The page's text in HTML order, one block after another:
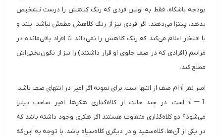
بودجه باشگاه، فقط به اولین فردی که رنگ کلاهش را درست تشخیص
بدهد، پیتزا می‌دهند. اگر فردی نیز از رنگ کلاهش مطمئن نباشد، بلند و
با افتخار اعلام می‌کند که رنگ کلاهش را نمی‌داند تا افراد باقی‌مانده در
مراسم (افرادی که در صف جلوی او قرار داشتند) را نیز از نگون‌بختی‌اش
مطلع کند.
امیر نفر i
i ام صف از انتها است. برای نمونه اگر امیر در انتهای صف باشد،
i = 1
است. در چند حالت از کلاه‌گذاری هکر‌ها، امیر صاحب پیتزا
می‌شود؟ دو کلاه‌گذاری متفاوت هستند اگر هکری وجود داشته باشد که
در یکی از آن‌ها، کلاه‌سفید و در دیگری کلاه‌سیاه باشد. با توجه به این‌که